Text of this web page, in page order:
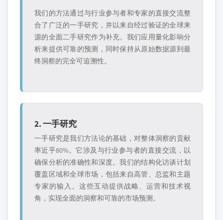
我们的方法通过与行业参与者和专家的直接交流整
合了广泛的一手研究，并以来自经过验证的全球来
源的全面二手研究作为补充。我们应用量化影响分
析来提供可靠的预测，同时保持从原始数据源到最
终洞察的完全可追溯性。
2. 一手研究
一手研究是我们方法论的基础，对整体洞察的贡献
率近乎80%。它涉及与行业参与者的直接交流，以
确保分析的准确性和深度。我们的结构化访谈计划
覆盖区域和全球市场，包括来自高管、总监和主题
专家的输入。这些互动提供战略、运营和技术视
角，实现全面的洞察和可靠的市场预测。